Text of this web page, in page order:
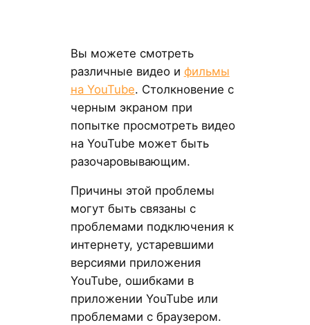
Вы можете смотреть
различные видео и фильмы
на YouTube. Столкновение с
черным экраном при
попытке просмотреть видео
на YouTube может быть
разочаровывающим.
Причины этой проблемы
могут быть связаны с
проблемами подключения к
интернету, устаревшими
версиями приложения
YouTube, ошибками в
приложении YouTube или
проблемами с браузером.